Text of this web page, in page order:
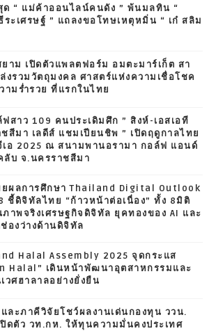
ด “ แม่ค้าออนไลน์คนดัง ” พ้นมลทิน “
ระเศรษฐ์ ” แถลงขอโทษเหตุหมิ่น “ เก๋ สลิม
าม เปิดตัวแพลตฟอร์ม อมตะมาร์เก็ต สา
งรวมวัตถุมงคล ศาสตร์แห่งความเชื่อโชค
ามร่ำรวย ที่แรกในไทย
สาว 109 คนประเดิมศึก ” สิงห์-เอสเอที
สีมา เลดีส์ แชมเปียนชิพ ” เปิดฤดูกาลไทย
เอ 2025 ณ สนามพานอรามา กอล์ฟ แอนด์
ลับ จ.นครราชสีมา
ผยผลการศึกษา Thailand Digital Outlook
ชี้ดิจิทัลไทย “ก้าวหน้าต่อเนื่อง” ทั้ง 8มิติ
าพจริงเศรษฐกิจดิจิทัล ยุคทองของ AI และ
องว่างด้านดิจิทัล
Halal Assembly 2025 จุดกระแส
Halal” เดินหน้าพัฒนาอุตสาหกรรมและ
วศฮาลาลอย่างยั่งยืน
ละภาคีวิจัยโชว์ผลงานเด่นกองทุน ววน.
ดตัว วท.กห. ให้ทุนความมั่นคงประเทศ